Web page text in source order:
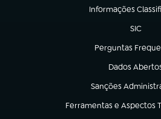
Informações
(abre em nova aba)
SIC
(abre
Perguntas
(abre em nova
Dados
(abre em nova
Sanções
(abre em nova aba)
Ferramentas e Aspectos
(abre em nova aba)